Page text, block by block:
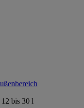
bis 30 l